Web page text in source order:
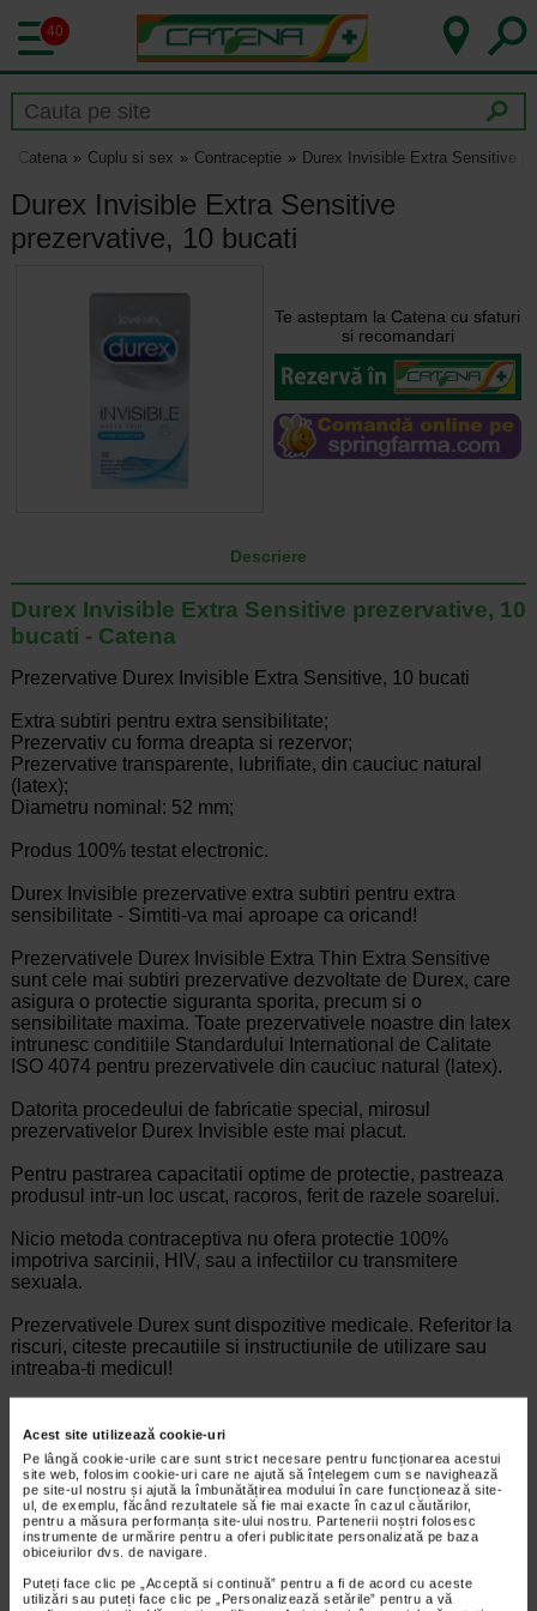
Acest site utilizează cookie-uri
Pe lângă cookie-urile care sunt strict necesare pentru funcționarea acestui
site web, folosim cookie-uri care ne ajută să înțelegem cum se navighează
pe site-ul nostru și ajută la îmbunătățirea modului în care funcționează site-
ul, de exemplu, făcând rezultatele să fie mai exacte în cazul căutărilor,
pentru a măsura performanța site-ului nostru. Partenerii noștri folosesc
instrumente de urmărire pentru a oferi publicitate personalizată pe baza
obiceiurilor dvs. de navigare.
Puteți face clic pe „Acceptă si continuă” pentru a fi de acord cu aceste
utilizări sau puteți face clic pe „Personalizează setările” pentru a vă
40
Catena Cuplu si sex Contraceptie Durex Invisible Extra Sensitive
Durex Invisible Extra Sensitive
prezervative, 10 bucati
Te asteptam la Catena cu sfaturi
si recomandari
Descriere
Durex Invisible Extra Sensitive prezervative, 10
bucati - Catena
Prezervative Durex Invisible Extra Sensitive, 10 bucati
Extra subtiri pentru extra sensibilitate;
Prezervativ cu forma dreapta si rezervor;
Prezervative transparente, lubrifiate, din cauciuc natural
(latex);
Diametru nominal: 52 mm;
Produs 100% testat electronic.
Durex Invisible prezervative extra subtiri pentru extra
sensibilitate - Simtiti-va mai aproape ca oricand!
Prezervativele Durex Invisible Extra Thin Extra Sensitive
sunt cele mai subtiri prezervative dezvoltate de Durex, care
asigura o protectie siguranta sporita, precum si o
sensibilitate maxima. Toate prezervativele noastre din latex
intrunesc conditiile Standardului International de Calitate
ISO 4074 pentru prezervativele din cauciuc natural (latex).
Datorita procedeului de fabricatie special, mirosul
prezervativelor Durex Invisible este mai placut.
Pentru pastrarea capacitatii optime de protectie, pastreaza
produsul intr-un loc uscat, racoros, ferit de razele soarelui.
Nicio metoda contraceptiva nu ofera protectie 100%
impotriva sarcinii, HIV, sau a infectiilor cu transmitere
sexuala.
Prezervativele Durex sunt dispozitive medicale. Referitor la
riscuri, citeste precautiile si instructiunile de utilizare sau
intreaba-ti medicul!
Brand: DUREX
*Pentru pret te asteptam in cea mai apropiata farmacie Catena
CELE MAI RECENTE ARTICOLE
Cum sa va dezvoltati inteligenta emotionala:
metode prin care va puteti imbunatati EQ-ul
Boli neurologice si psihice